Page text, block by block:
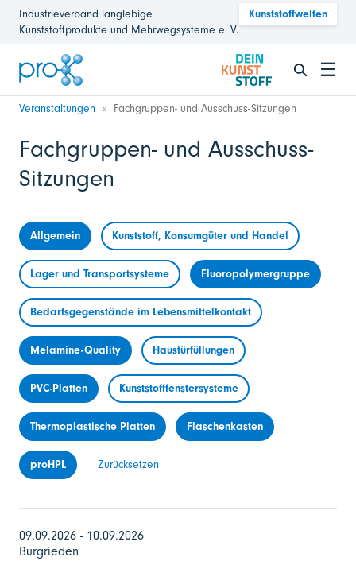
Industrieverband langlebige
Kunststoffprodukte und Mehrwegsysteme e. V.
Kunststoffwelten
☰
Veranstaltungen Fachgruppen- und Ausschuss-Sitzungen
Fachgruppen- und Ausschuss-
Sitzungen
Allgemein Kunststoff, Konsumgüter und Handel
Lager und Transportsysteme Fluoropolymergruppe
Bedarfsgegenstände im Lebensmittelkontakt
Melamine-Quality Haustürfüllungen
PVC-Platten Kunststofffenstersysteme
Thermoplastische Platten Flaschenkasten
proHPL Zurücksetzen
09.09.2026 - 10.09.2026
Burgrieden